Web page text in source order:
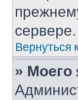
Вернуться
» Моего